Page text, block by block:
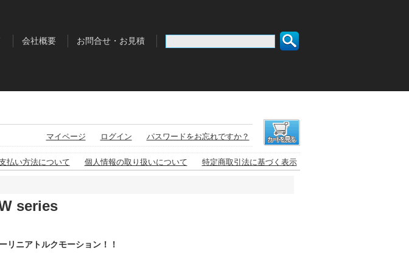
会社概要 お問合せ・お見積
マイページ
ログイン パスワードをお忘れですか？
払い方法について 個人情報の取り扱いについて 特定商取引法に基づく表示
series
リニアトルクモーション！！